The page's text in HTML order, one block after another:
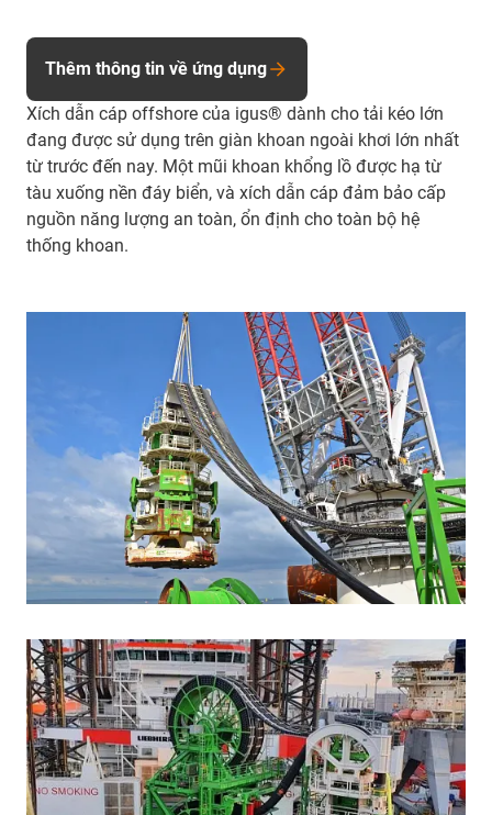
Xích dẫn cáp offshore của igus® dành cho tải kéo lớn
đang được sử dụng trên giàn khoan ngoài khơi lớn nhất
từ trước đến nay. Một mũi khoan khổng lồ được hạ từ
tàu xuống nền đáy biển, và xích dẫn cáp đảm bảo cấp
nguồn năng lượng an toàn, ổn định cho toàn bộ hệ
thống khoan.
Thêm thông tin về ứng dụng